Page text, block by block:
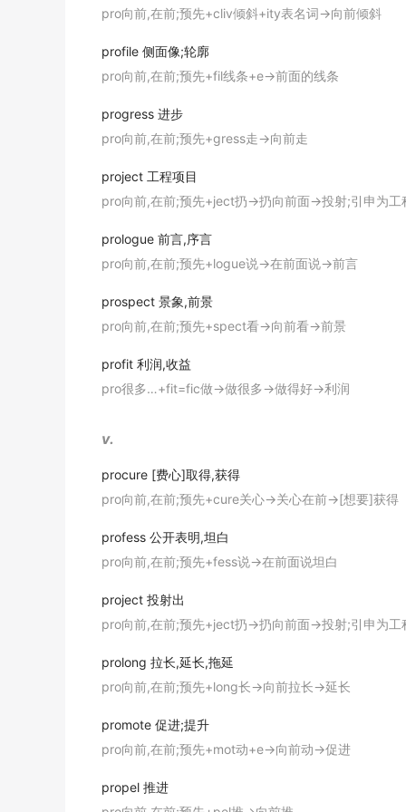
In mice lacking key senescence regulators,
期刊摘选
水中虽有余氯,但有许多资料表明,自来水厂的水质从出
期刊摘选
As nuclear weapons
随着核武器不断扩散, 阻止战争越来越紧迫了.
期刊摘选
The cultured cells showed a declined
mtt所反映的细胞生长状态呈下降趋势.
期刊摘选
Fantasiesproliferate
事实缺乏则幻想增多.
Through this process temple forms
通过这种过程,寺庙形态不断变化, 看似呈现于世人 、
期刊摘选
Rabbitsproliferate
兔子有充足的食物就会繁衍得很快.
For some Muslim states, the spur to
期刊摘选
猪流感肆掠、核武器扩散、救助者在求救.
期刊摘选
pro向前,在前;预先+cliv倾斜+ity表名词→向前倾斜
profile 侧面像;轮廓
pro向前,在前;预先+fil线条+e→前面的线条
progress 进步
pro向前,在前;预先+gress走→向前走
project 工程项目
pro向前,在前;预先+ject扔→扔向前面→投射;引申为工
prologue 前言,序言
pro向前,在前;预先+logue说→在前面说→前言
prospect 景象,前景
pro向前,在前;预先+spect看→向前看→前景
profit 利润,收益
pro很多…+fit=fic做→做很多→做得好→利润
v.
procure [费心]取得,获得
pro向前,在前;预先+cure关心→关心在前→[想要]获得
profess 公开表明,坦白
pro向前,在前;预先+fess说→在前面说坦白
project 投射出
pro向前,在前;预先+ject扔→扔向前面→投射;引申为工
prolong 拉长,延长,拖延
pro向前,在前;预先+long长→向前拉长→延长
promote 促进;提升
pro向前,在前;预先+mot动+e→向前动→促进
propel 推进